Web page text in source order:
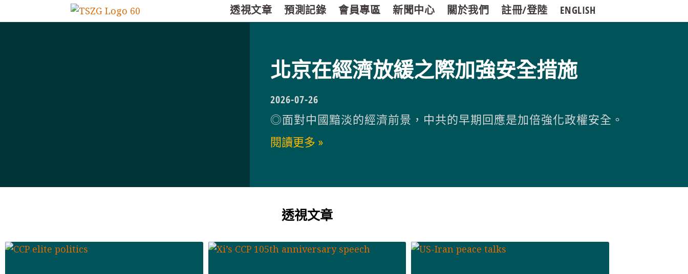
透視文章 預測記錄 會員專區 新聞中心 關於我們 註冊/登陸 ENGLISH
北京在經濟放緩之際加強安全措施
2026-07-26
◎面對中國黯淡的經濟前景，中共的早期回應是加倍強化政權安全。
閱讀更多 »
透視文章